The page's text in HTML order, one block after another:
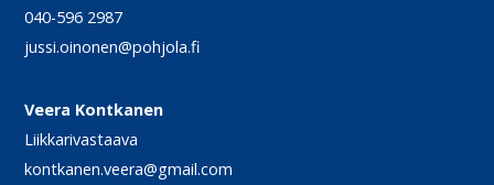
040-596 2987
jussi.oinonen@pohjola.fi
Veera Kontkanen
Liikkarivastaava
kontkanen.veera@gmail.com